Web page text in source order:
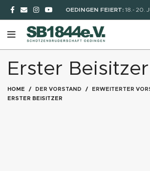
OEDINGEN FEIERT: 18.- 20.
Erster Beisitzer
HOME DER VORSTAND
ERWEITERTER
ERSTER BEISITZER